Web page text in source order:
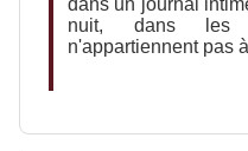
nuit, dans les
n'appartiennent pas